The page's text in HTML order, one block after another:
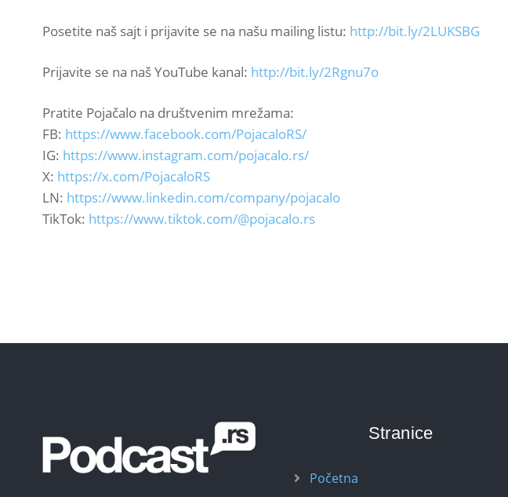
Posetite naš sajt i prijavite se na našu mailing listu: http://bit.ly/2LUKSBG
Prijavite se na naš YouTube kanal: http://bit.ly/2Rgnu7o
Pratite Pojačalo na društvenim mrežama:
FB: https://www.facebook.com/PojacaloRS/
IG: https://www.instagram.com/pojacalo.rs/
X: https://x.com/PojacaloRS
LN: https://www.linkedin.com/company/pojacalo
TikTok: https://www.tiktok.com/@pojacalo.rs
Stranice
Početna